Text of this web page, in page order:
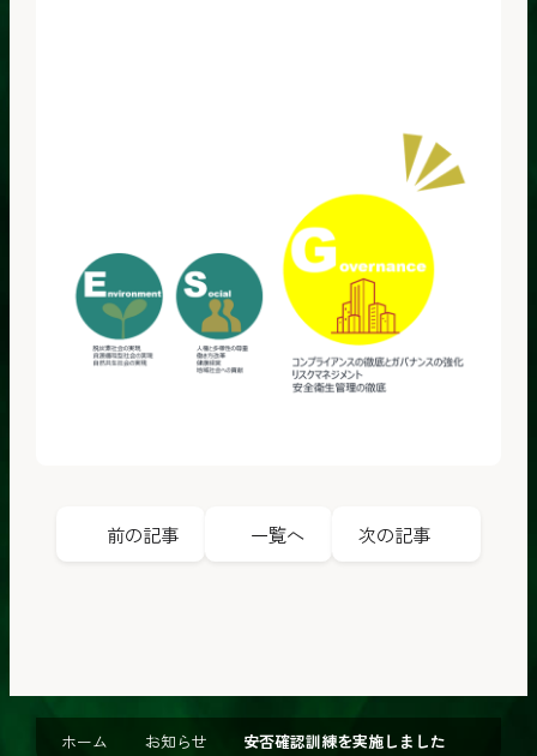
前の記事 一覧へ 次の記事
ホーム お知らせ 安否確認訓練を実施しました